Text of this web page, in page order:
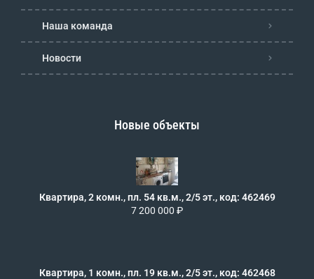
Наша команда
Новости
Новые объекты
Квартира, 2 комн., пл. 54 кв.м., 2/5 эт., код: 462469
7 200 000 ₽
Квартира, 1 комн., пл. 19 кв.м., 2/5 эт., код: 462468